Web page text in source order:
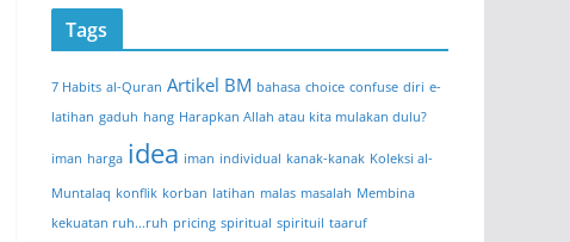
Tags
7 Habits al-Quran Artikel BM bahasa choice confuse diri e-
latihan gaduh hang Harapkan Allah atau kita mulakan dulu?
iman harga idea iman individual kanak-kanak Koleksi al-
Muntalaq konflik korban latihan malas masalah Membina
kekuatan ruh...ruh pricing spiritual spirituil taaruf